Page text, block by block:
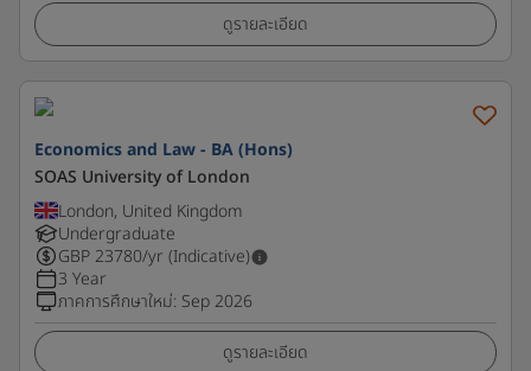
ดูรายละเอียด
Economics and Law - BA (Hons)
SOAS University of London
London, United Kingdom
Undergraduate
GBP 23780/yr (Indicative)
3 Year
ภาคการศึกษาใหม่: Sep 2026
ดูรายละเอียด